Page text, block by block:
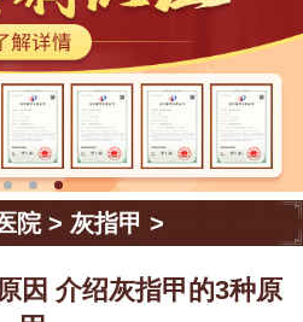
院> 灰指甲 >
因 介绍灰指甲的3种原